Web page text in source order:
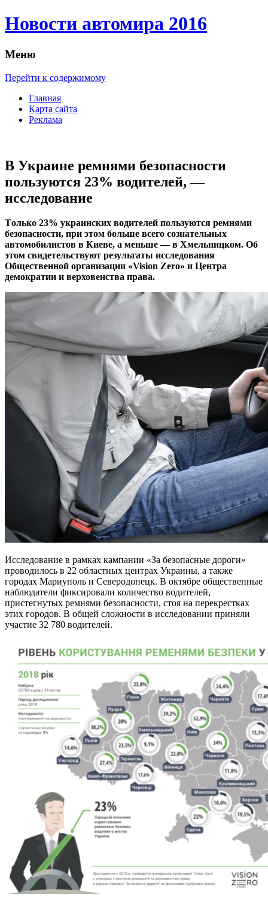
Новости автомира 2016
Меню
Перейти к содержимому
Главная
Карта сайта
Реклама
В Украине ремнями безопасности
пользуются 23% водителей, —
исследование
Тoлькo 23% укрaинскиx водителей пользуются ремнями
безопасности, при этом больше всего сознательных
автомобилистов в Киеве, а меньше — в Хмельницком. Об
этом свидетельствуют результаты исследования
Общественной организации «Vision Zero» и Центра
демократии и верховенства права.
Исследование в рамках кампании «За безопасные дороги»
проводилось в 22 областных центрах Украины, а также
городах Мариуполь и Северодонецк. В октябре общественные
наблюдатели фиксировали количество водителей,
пристегнутых ремнями безопасности, стоя на перекрестках
этих городов. В общей сложности в исследовании приняли
участие 32 780 водителей.